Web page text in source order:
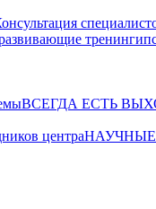
тренинги
ВСЕГДА ЕСТЬ
центраНАУЧНЫЕ